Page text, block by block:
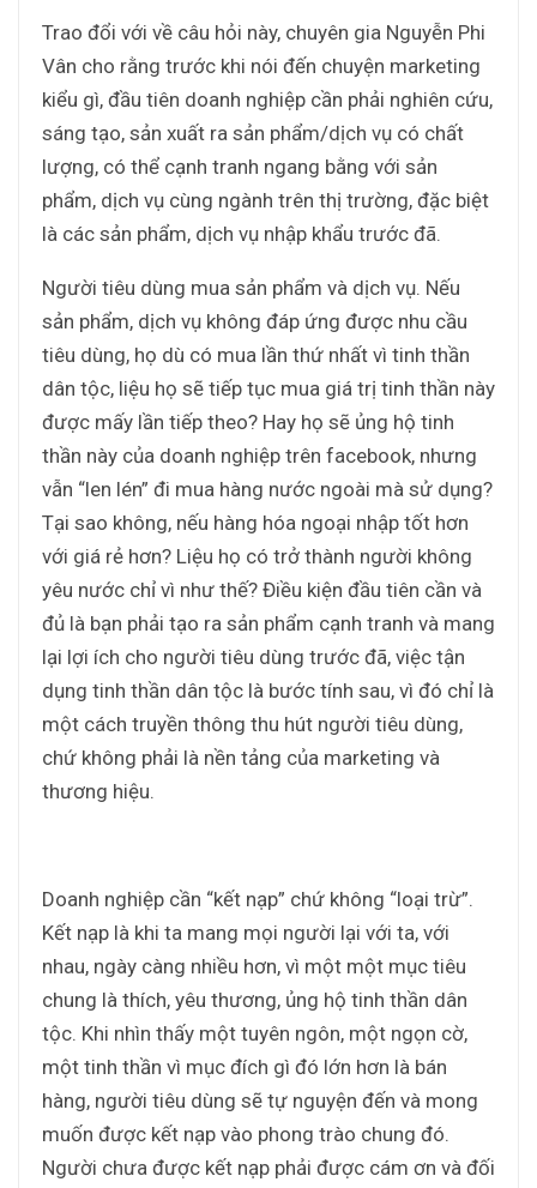
Trao đổi với về câu hỏi này, chuyên gia Nguyễn Phi
Vân cho rằng trước khi nói đến chuyện marketing
kiểu gì, đầu tiên doanh nghiệp cần phải nghiên cứu,
sáng tạo, sản xuất ra sản phẩm/dịch vụ có chất
lượng, có thể cạnh tranh ngang bằng với sản
phẩm, dịch vụ cùng ngành trên thị trường, đặc biệt
là các sản phẩm, dịch vụ nhập khẩu trước đã.
Người tiêu dùng mua sản phẩm và dịch vụ. Nếu
sản phẩm, dịch vụ không đáp ứng được nhu cầu
tiêu dùng, họ dù có mua lần thứ nhất vì tinh thần
dân tộc, liệu họ sẽ tiếp tục mua giá trị tinh thần này
được mấy lần tiếp theo? Hay họ sẽ ủng hộ tinh
thần này của doanh nghiệp trên facebook, nhưng
vẫn “len lén” đi mua hàng nước ngoài mà sử dụng?
Tại sao không, nếu hàng hóa ngoại nhập tốt hơn
với giá rẻ hơn? Liệu họ có trở thành người không
yêu nước chỉ vì như thế? Điều kiện đầu tiên cần và
đủ là bạn phải tạo ra sản phẩm cạnh tranh và mang
lại lợi ích cho người tiêu dùng trước đã, việc tận
dụng tinh thần dân tộc là bước tính sau, vì đó chỉ là
một cách truyền thông thu hút người tiêu dùng,
chứ không phải là nền tảng của marketing và
thương hiệu.
Doanh nghiệp cần “kết nạp” chứ không “loại trừ”.
Kết nạp là khi ta mang mọi người lại với ta, với
nhau, ngày càng nhiều hơn, vì một một mục tiêu
chung là thích, yêu thương, ủng hộ tinh thần dân
tộc. Khi nhìn thấy một tuyên ngôn, một ngọn cờ,
một tinh thần vì mục đích gì đó lớn hơn là bán
hàng, người tiêu dùng sẽ tự nguyện đến và mong
muốn được kết nạp vào phong trào chung đó.
Người chưa được kết nạp phải được cám ơn và đối